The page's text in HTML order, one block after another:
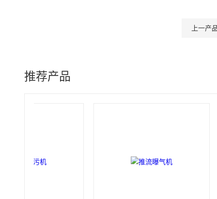
上一产
推荐产品